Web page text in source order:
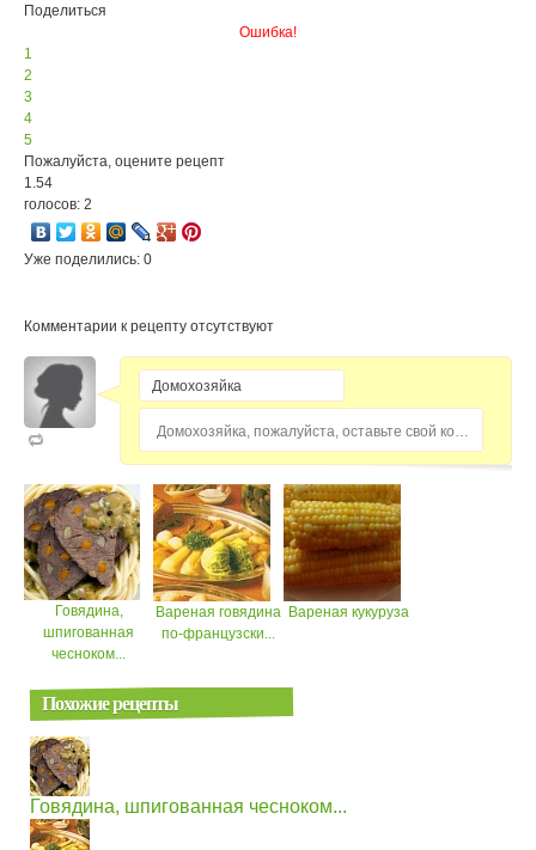
Поделиться
Ошибка!
1
2
3
4
5
Пожалуйста, оцените рецепт
1.54
голосов: 2
Уже поделились: 0
Комментарии к рецепту отсутствуют
Домохозяйка, пожалуйста, оставьте свой комментарий...
Говядина,
шпигованная
чесноком...
Вареная говядина
по-французски...
Вареная кукуруза
Похожие рецепты
Говядина, шпигованная чесноком...